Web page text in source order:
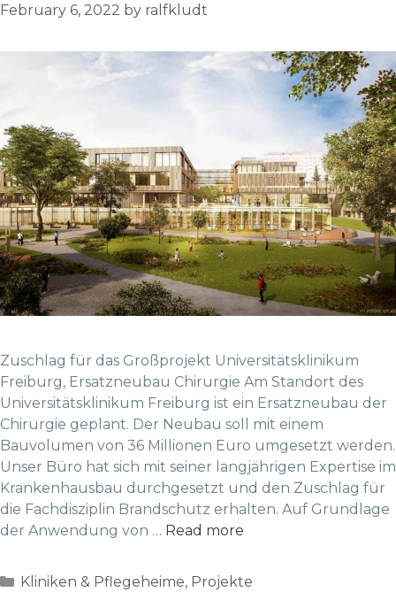
February 6, 2022 by ralfkludt
Zuschlag für das Großprojekt Universitätsklinikum
Freiburg, Ersatzneubau Chirurgie Am Standort des
Universitätsklinikum Freiburg ist ein Ersatzneubau der
Chirurgie geplant. Der Neubau soll mit einem
Bauvolumen von 36 Millionen Euro umgesetzt werden.
Unser Büro hat sich mit seiner langjährigen Expertise im
Krankenhausbau durchgesetzt und den Zuschlag für
die Fachdisziplin Brandschutz erhalten. Auf Grundlage
der Anwendung von … Read more
Categories
Kliniken & Pflegeheime, Projekte